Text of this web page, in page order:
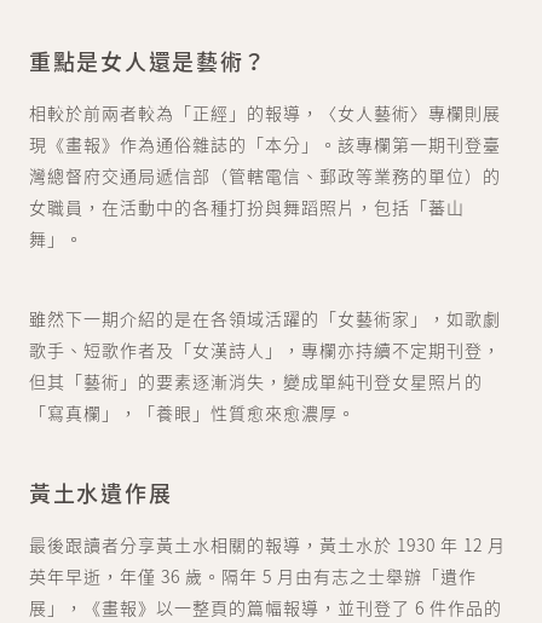
重點是女人還是藝術？
相較於前兩者較為「正經」的報導，〈女人藝術〉專欄則展
現《畫報》作為通俗雜誌的「本分」。該專欄第一期刊登臺
灣總督府交通局遞信部（管轄電信、郵政等業務的單位）的
女職員，在活動中的各種打扮與舞蹈照片，包括「蕃山
舞」。
雖然下一期介紹的是在各領域活躍的「女藝術家」，如歌劇
歌手、短歌作者及「女漢詩人」，專欄亦持續不定期刊登，
但其「藝術」的要素逐漸消失，變成單純刊登女星照片的
「寫真欄」，「養眼」性質愈來愈濃厚。
黃土水遺作展
最後跟讀者分享黃土水相關的報導，黃土水於 1930 年 12 月
英年早逝，年僅 36 歲。隔年 5 月由有志之士舉辦「遺作
展」，《畫報》以一整頁的篇幅報導，並刊登了 6 件作品的